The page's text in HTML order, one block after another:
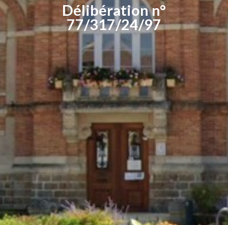
Délibération n°
77/317/24/97